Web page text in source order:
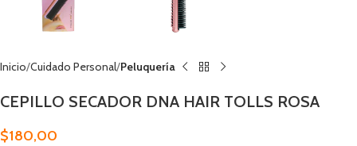
Inicio Cuidado Personal Peluquería
CEPILLO SECADOR DNA HAIR TOLLS ROSA
$180,00